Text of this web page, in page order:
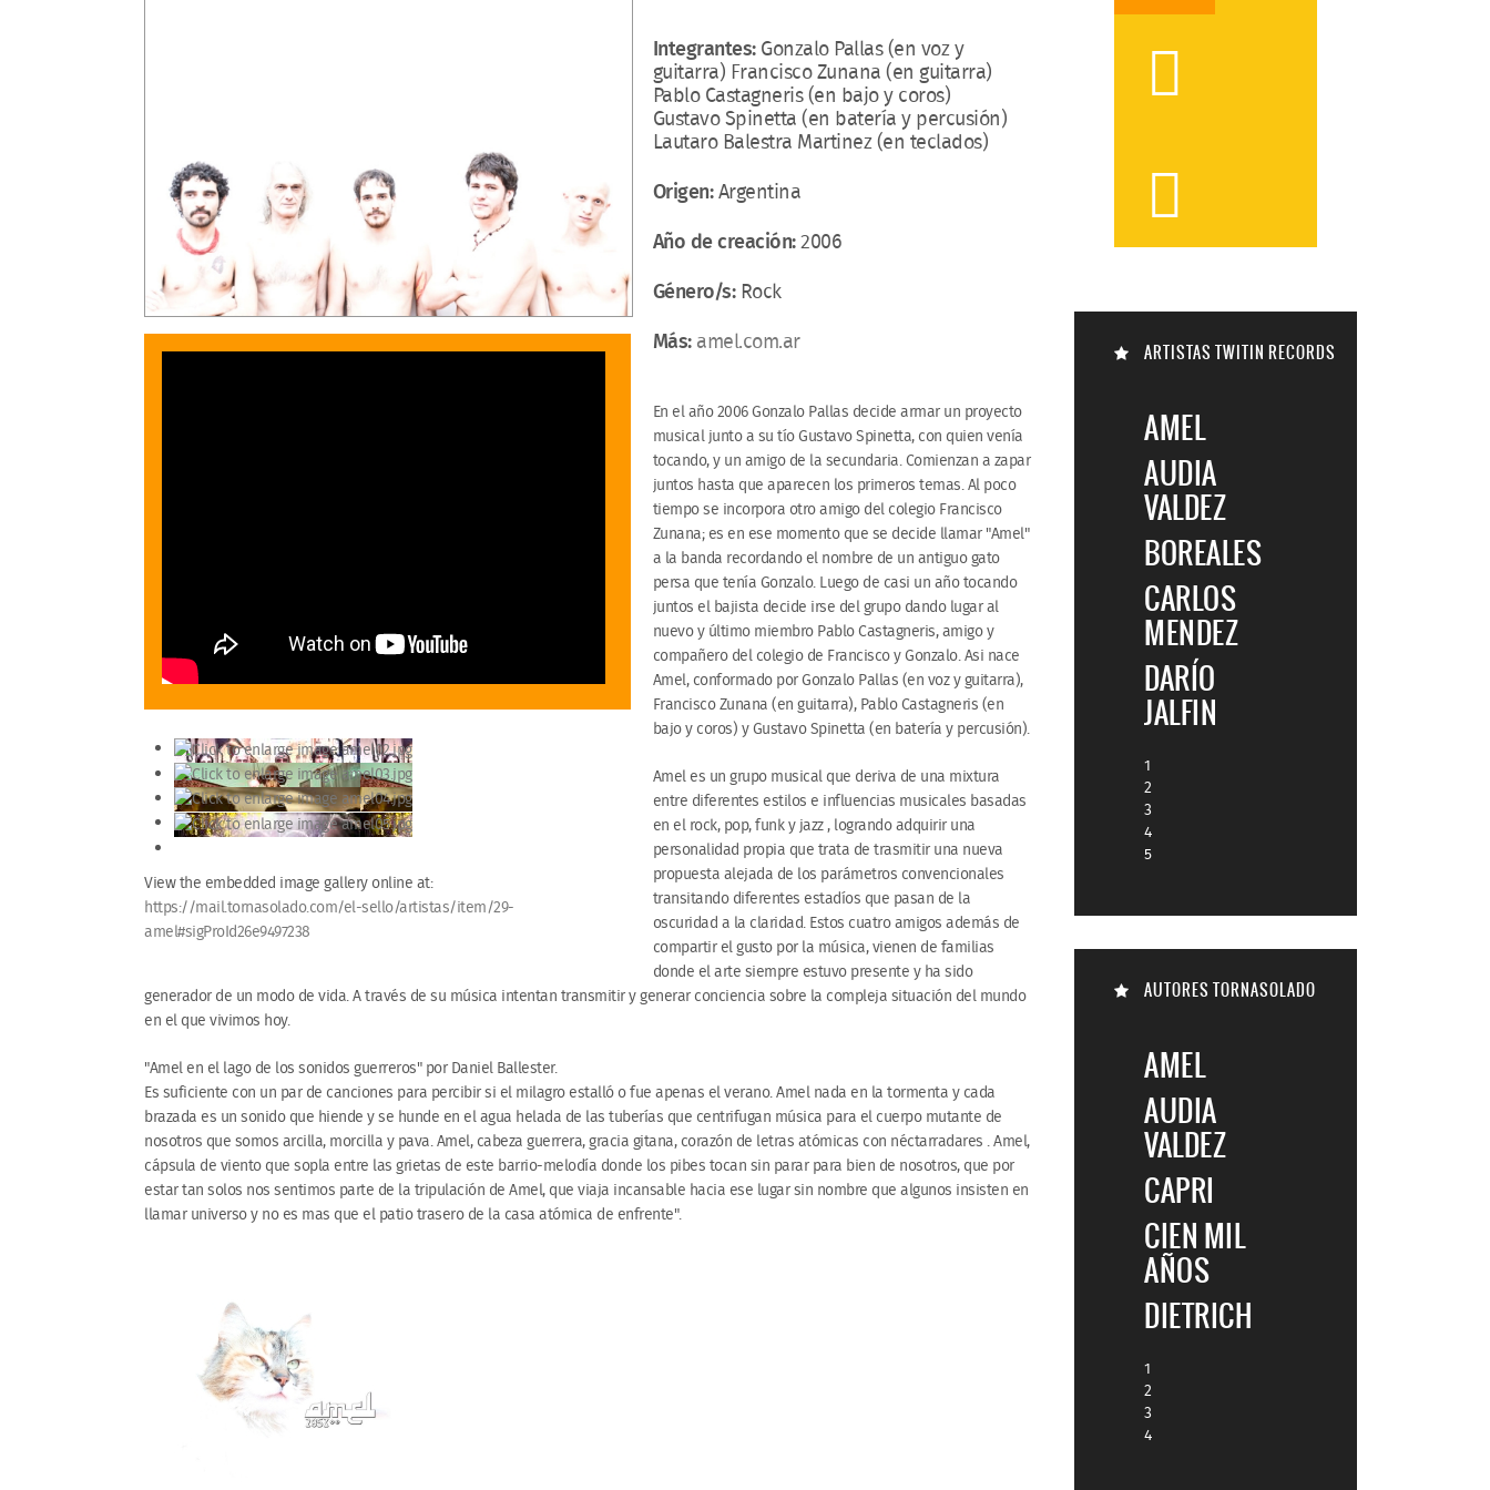
View the embedded image gallery online at:
https://mail.tornasolado.com/el-sello/artistas/item/29-
amel#sigProId26e9497238
Integrantes:Gonzalo Pallas (en voz y
guitarra) Francisco Zunana (en guitarra)
Pablo Castagneris (en bajo y coros)
Gustavo Spinetta (en batería y percusión)
​Lautaro Balestra Martinez (en teclados)
Origen:Argentina
Año de creación:2006
Género/s: Rock
Más:amel.com.ar
En el año 2006 Gonzalo Pallas decide armar un proyecto
musical junto a su tío Gustavo Spinetta, con quien venía
tocando, y un amigo de la secundaria. Comienzan a zapar
juntos hasta que aparecen los primeros temas. Al poco
tiempo se incorpora otro amigo del colegio Francisco
Zunana; es en ese momento que se decide llamar "Amel"
a la banda recordando el nombre de un antiguo gato
persa que tenía Gonzalo. Luego de casi un año tocando
juntos el bajista decide irse del grupo dando lugar al
nuevo y último miembro Pablo Castagneris, amigo y
compañero del colegio de Francisco y Gonzalo. Asi nace
Amel, conformado por Gonzalo Pallas (en voz y guitarra),
Francisco Zunana (en guitarra), Pablo Castagneris (en
bajo y coros) y Gustavo Spinetta (en batería y percusión).
Amel es un grupo musical que deriva de una mixtura
entre diferentes estilos e influencias musicales basadas
en el rock, pop, funk y jazz , logrando adquirir una
personalidad propia que trata de trasmitir una nueva
propuesta alejada de los parámetros convencionales
transitando diferentes estadíos que pasan de la
oscuridad a la claridad. Estos cuatro amigos además de
compartir el gusto por la música, vienen de familias
donde el arte siempre estuvo presente y ha sido
generador de un modo de vida. A través de su música intentan transmitir y generar conciencia sobre la compleja situación del mundo
en el que vivimos hoy.
​"Amel en el lago de los sonidos guerreros" por Daniel Ballester.
Es suficiente con un par de canciones para percibir si el milagro estalló o fue apenas el verano. Amel nada en la tormenta y cada
brazada es un sonido que hiende y se hunde en el agua helada de las tuberías que centrifugan música para el cuerpo mutante de
nosotros que somos arcilla, morcilla y pava. Amel, cabeza guerrera, gracia gitana, corazón de letras atómicas con néctarradares . Amel,
cápsula de viento que sopla entre las grietas de este barrio-melodía donde los pibes tocan sin parar para bien de nosotros, que por
estar tan solos nos sentimos parte de la tripulación de Amel, que viaja incansable hacia ese lugar sin nombre que algunos insisten en
llamar universo y no es mas que el patio trasero de la casa atómica de enfrente".




ARTISTAS TWITIN RECORDS
AMEL
AUDIA
VALDEZ
BOREALES
CARLOS
MENDEZ
DARÍO
JALFIN
1
2
3
4
5
AUTORES TORNASOLADO
AMEL
AUDIA
VALDEZ
CAPRI
CIEN MIL
AÑOS
DIETRICH
1
2
3
4